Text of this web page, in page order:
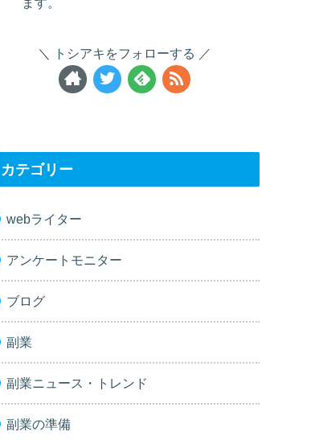
トシアキをフォローする
カテゴリー
webライター
アンケートモニター
ブログ
副業
副業ニュース・トレンド
副業の準備